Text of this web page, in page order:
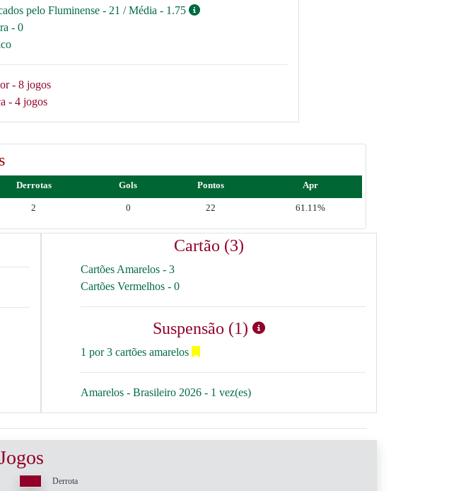
pelo Fluminense - 21 / Média - 1.75
- 0
- 8 jogos
- 4 jogos
Derrotas Gols Pontos Apr
2 0 22 61.11%
Cartão (3)
Cartões Amarelos - 3
Cartões Vermelhos - 0
Suspensão (1)
1 por 3 cartões amarelos
Amarelos - Brasileiro 2026 - 1 vez(es)
Derrota